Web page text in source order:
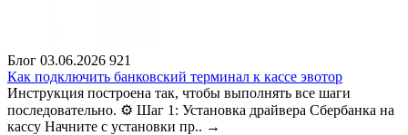
Блог 03.06.2026 921
Как подключить банковский терминал к кассе эвотор
Инструкция построена так, чтобы выполнять все шаги
последовательно. ⚙️ Шаг 1: Установка драйвера Сбербанка на
кассу Начните с установки пр.. →